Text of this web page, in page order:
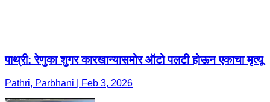
पाथ्री: रेणुका शुगर कारखान्यासमोर ऑटो पलटी होऊन एकाचा मृत्यू
Pathri, Parbhani | Feb 3, 2026